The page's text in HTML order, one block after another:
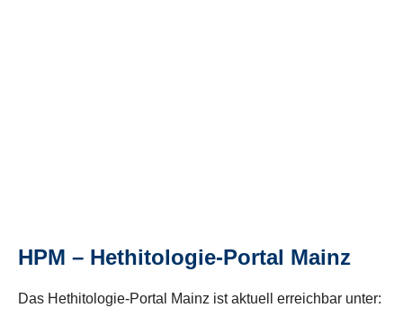
HPM – Hethitologie-Portal Mainz
Das Hethitologie-Portal Mainz ist aktuell erreichbar unter: